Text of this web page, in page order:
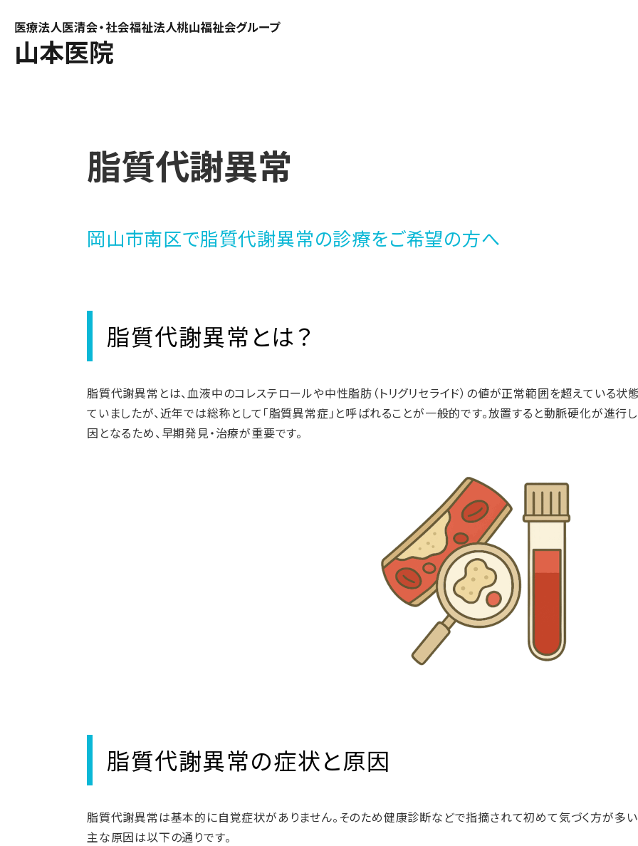
脂質代謝異常
岡山市南区で脂質代謝異常の診療をご希望の方へ
脂質代謝異常とは？
脂質代謝異常とは、血液中のコレステロールや中性脂肪（トリグリセライド）の値が正常範囲を超えている状
ていましたが、近年では総称として「脂質異常症」と呼ばれることが一般的です。放置すると動脈硬化が進
因となるため、早期発見・治療が重要です。
脂質代謝異常の症状と原因
脂質代謝異常は基本的に自覚症状がありません。そのため健康診断などで指摘されて初めて気づく方が多い
主な原因は以下の通りです。